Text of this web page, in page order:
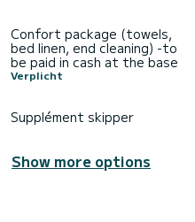
Confort package (towels,
bed linen, end cleaning) -to
be paid in cash at the base
Verplicht
Supplément skipper
Show more options